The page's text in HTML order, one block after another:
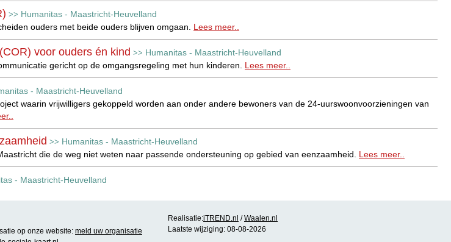
>> Humanitas - Maastricht-Heuvelland
ouders met beide ouders blijven omgaan. Lees meer..
voor ouders én kind >> Humanitas - Maastricht-Heuvelland
gericht op de omgangsregeling met hun kinderen. Lees meer..
- Maastricht-Heuvelland
waarin vrijwilligers gekoppeld worden aan onder andere bewoners van de 24-uurswoonvoorzieningen van
>> Humanitas - Maastricht-Heuvelland
die de weg niet weten naar passende ondersteuning op gebied van eenzaamheid. Lees meer..
- Maastricht-Heuvelland
van sociale contacten en eenzaamheid doorbreken.Lees meer..
op onze website: meld uw organisatie
Realisatie:iTREND.nl /Waalen.nl
Laatste wijziging: 08-08-2026